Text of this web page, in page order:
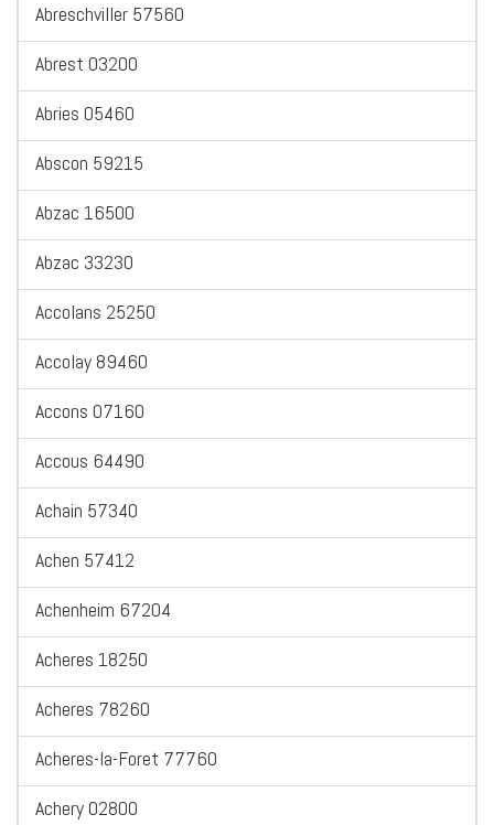
Abreschviller 57560
Abrest 03200
Abries 05460
Abscon 59215
Abzac 16500
Abzac 33230
Accolans 25250
Accolay 89460
Accons 07160
Accous 64490
Achain 57340
Achen 57412
Achenheim 67204
Acheres 18250
Acheres 78260
Acheres-la-Foret 77760
Achery 02800